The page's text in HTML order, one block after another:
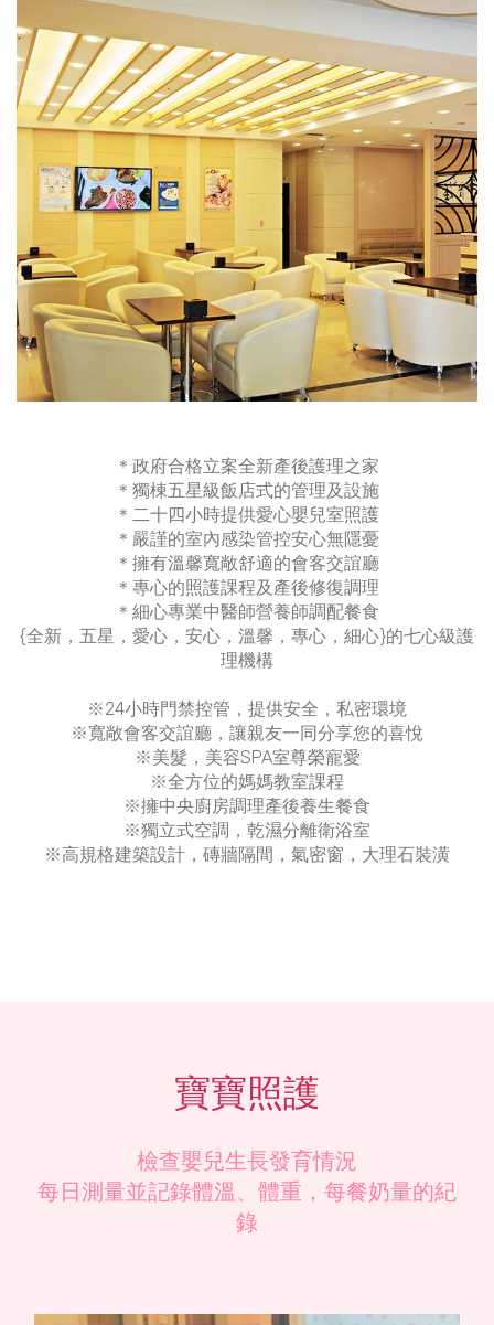
＊政府合格立案全新產後護理之家
＊獨棟五星級飯店式的管理及設施
＊二十四小時提供愛心嬰兒室照護
＊嚴謹的室內感染管控安心無隱憂
＊擁有溫馨寬敞舒適的會客交誼廳
＊專心的照護課程及產後修復調理
＊細心專業中醫師營養師調配餐食
{全新，五星，愛心，安心，溫馨，專心，細心}的七心級護
理機構
※24小時門禁控管，提供安全，私密環境
※寬敞會客交誼廳，讓親友一同分享您的喜悅
※美髮，美容SPA室尊榮寵愛
※全方位的媽媽教室課程
※擁中央廚房調理產後養生餐食
※獨立式空調，乾濕分離衛浴室
※高規格建築設計，磚牆隔間，氣密窗，大理石裝潢
寶寶照護
檢查嬰兒生長發育情況
每日測量並記錄體溫、體重，每餐奶量的紀
錄